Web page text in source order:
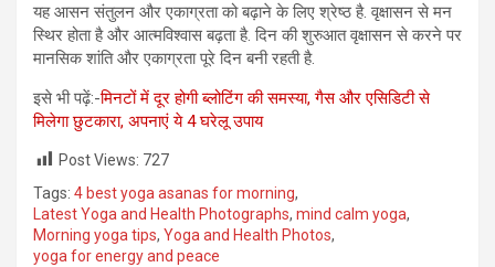
यह आसन संतुलन और एकाग्रता को बढ़ाने के लिए श्रेष्ठ है. वृक्षासन से मन
स्थिर होता है और आत्मविश्वास बढ़ता है. दिन की शुरुआत वृक्षासन से करने पर
मानसिक शांति और एकाग्रता पूरे दिन बनी रहती है.
इसे भी पढ़ें:-मिनटों में दूर होगी ब्लोटिंग की समस्या, गैस और एसिडिटी से
मिलेगा छुटकारा, अपनाएं ये 4 घरेलू उपाय
Post Views: 727
Tags: 4 best yoga asanas for morning,
Latest Yoga and Health Photographs, mind calm yoga,
Morning yoga tips, Yoga and Health Photos,
yoga for energy and peace